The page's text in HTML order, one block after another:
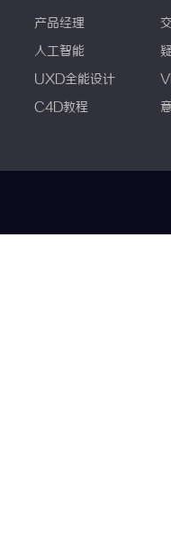
产品经理
人工智能
UXD全能设计
C4D教程